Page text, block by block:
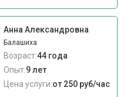
Анна Александровна
Балашиха
Возраст:44 года
Опыт:9 лет
Цена услуги:от 250 руб/час